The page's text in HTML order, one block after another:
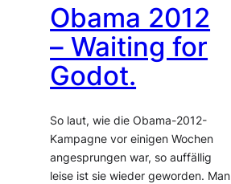
Obama 2012
– Waiting for
Godot.
So laut, wie die Obama-2012-
Kampagne vor einigen Wochen
angesprungen war, so auffällig
leise ist sie wieder geworden. Man